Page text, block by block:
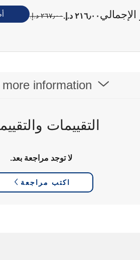
٢١٦٫٠٠ د.إ.‏ ٢٦٧٫٠٠ د.إ.‏
information
التقييمات
لا توجد مراجعة بعد.
اكتب مراجعة